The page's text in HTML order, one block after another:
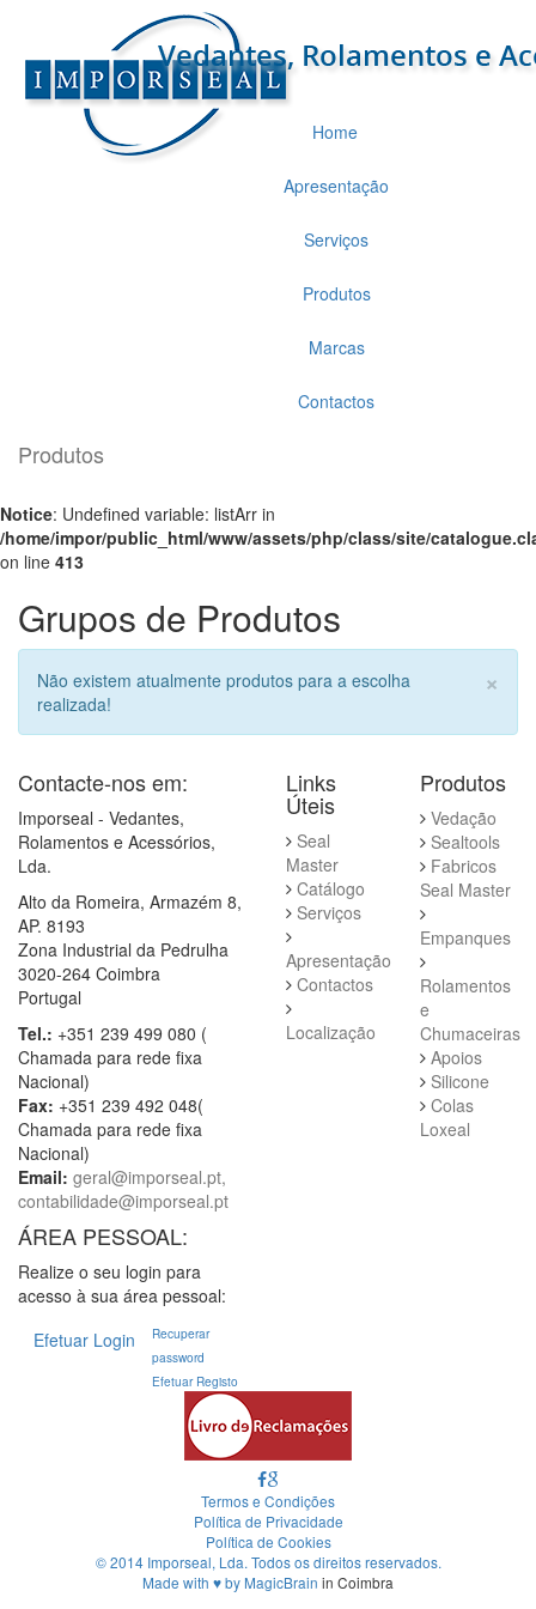
Home
Apresentação
Serviços
Produtos
Marcas
Contactos
Produtos
Notice: Undefined variable: listArr in
/home/impor/public_html/www/assets/php/class/site/
on line 413
Grupos de Produtos
×
Não existem atualmente produtos para a escolha
realizada!
Contacte-nos em:
Imporseal - Vedantes,
Rolamentos e Acessórios,
Lda.
Alto da Romeira, Armazém 8,
AP. 8193
Zona Industrial da Pedrulha
3020-264 Coimbra
Portugal
Tel.: +351 239 499 080 (
Chamada para rede fixa
Nacional)
Fax: +351 239 492 048(
Chamada para rede fixa
Nacional)
Email: geral@imporseal.pt,
contabilidade@imporseal.pt
ÁREA PESSOAL:
Realize o seu login para
acesso à sua área pessoal:
Efetuar Login
Recuperar
password
Efetuar Registo
Links
Úteis
Seal
Master
Catálogo
Serviços
Apresentação
Contactos
Localização
Produtos
Vedação
Sealtools
Fabricos
Seal Master
Empanques
Rolamentos
e
Chumaceiras
Apoios
Silicone
Colas
Loxeal
Termos e Condições
Política de Privacidade
Política de Cookies
© 2014 Imporseal, Lda. Todos os direitos reservados.
Made with ♥by MagicBrain in Coimbra